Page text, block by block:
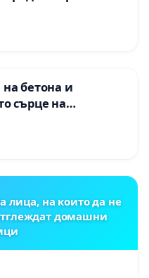
специалисти и
консервационна
ефективно срещу
срещу
са
в нормативната
към Вас с
и мерки.
бетона и
сърце на
Враца
лица, на които да не
домашни